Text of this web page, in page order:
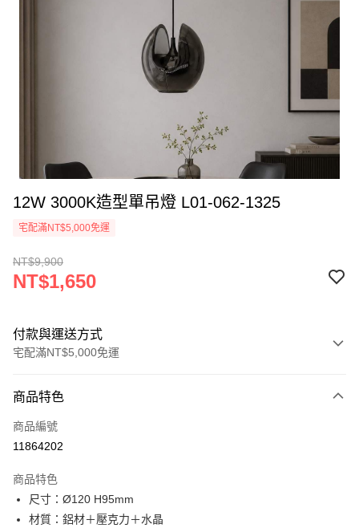
12W 3000K造型單吊燈 L01-062-1325
宅配滿NT$5,000免運
NT$9,900
NT$1,650
付款與運送方式
宅配滿NT$5,000免運
信用卡一次付款
LINE Pay
街口支付
悠遊付
商品特色
商品編號
11864202
商品特色
尺寸：Ø120 H95mm
材質：鋁材＋壓克力＋水晶